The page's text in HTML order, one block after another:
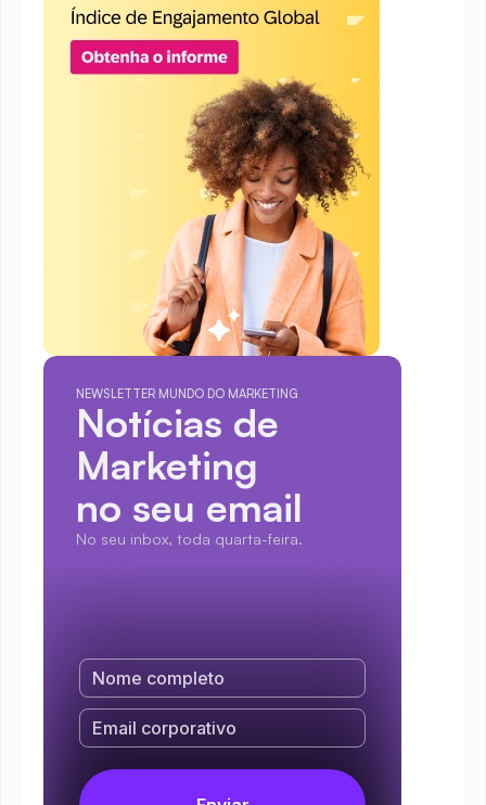
NEWSLETTER MUNDO DO MARKETING
Notícias de
Marketing
no seu email
No seu inbox, toda quarta-feira.